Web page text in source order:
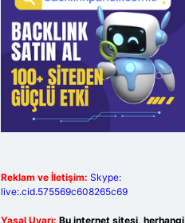
Reklam ve İletişim: Skype:
live:.cid.575569c608265c69
Yasal Uyarı: Bu internet sitesi, herhangi